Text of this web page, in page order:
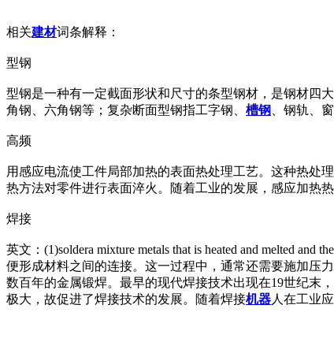
相关建材词条解释：
型钢
型钢是一种有一定截面形状和尺寸的条型钢材，是钢材四
角钢、六角钢等；复杂断面型钢指工字钢、 槽钢 、钢轨、
高频
用感应电流使工件局部加热的表面热处理工艺。这种热处
热方法对零件进行表面淬火。随着工业的发展，感应加热
焊接
英文：(1)soldera mixture metals that is heated and melted and
便形成材料之间的连接。这一过程中，通常还需要施加压
数百年的金属锻焊。最早的现代焊接技术出现在19世纪末
极大，故促进了焊接技术的发展。随着焊接机器人在工业